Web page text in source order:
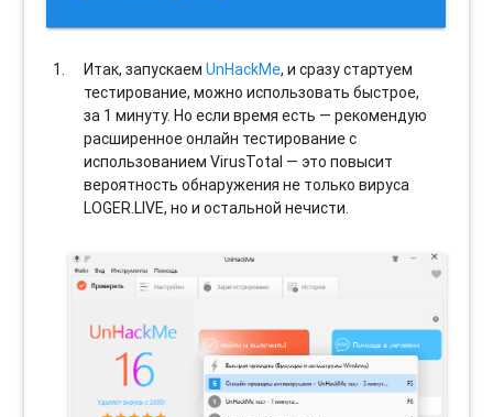
Итак, запускаемUnHackMe, и сразу стартуем
тестирование, можно использовать быстрое,
за 1 минуту. Но если время есть — рекомендую
расширенное онлайн тестирование с
использованием VirusTotal — это повысит
вероятность обнаружения не только вируса
LOGER.LIVE, но и остальной нечисти.